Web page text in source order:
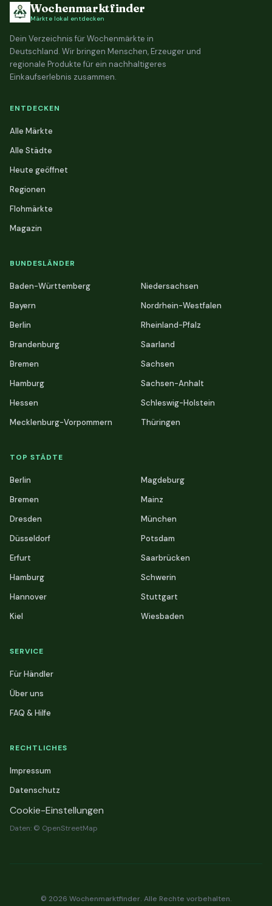
Wochenmarktfinder
Märkte lokal entdecken
Dein Verzeichnis für Wochenmärkte in
Deutschland. Wir bringen Menschen, Erzeuger und
regionale Produkte für ein nachhaltigeres
Einkaufserlebnis zusammen.
ENTDECKEN
Alle Märkte
Alle Städte
Heute geöffnet
Regionen
Flohmärkte
Magazin
BUNDESLÄNDER
Baden-Württemberg
Bayern
Berlin
Brandenburg
Bremen
Hamburg
Hessen
Mecklenburg-Vorpommern
Niedersachsen
Nordrhein-Westfalen
Rheinland-Pfalz
Saarland
Sachsen
Sachsen-Anhalt
Schleswig-Holstein
Thüringen
TOP STÄDTE
Berlin
Bremen
Dresden
Düsseldorf
Erfurt
Hamburg
Hannover
Kiel
Magdeburg
Mainz
München
Potsdam
Saarbrücken
Schwerin
Stuttgart
Wiesbaden
SERVICE
Für Händler
Über uns
FAQ & Hilfe
RECHTLICHES
Impressum
Datenschutz
Cookie-Einstellungen
Daten: © OpenStreetMap
© 2026 Wochenmarktfinder. Alle Rechte vorbehalten.